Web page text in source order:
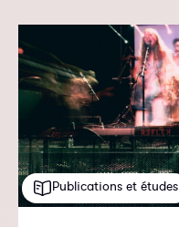
Publications et études